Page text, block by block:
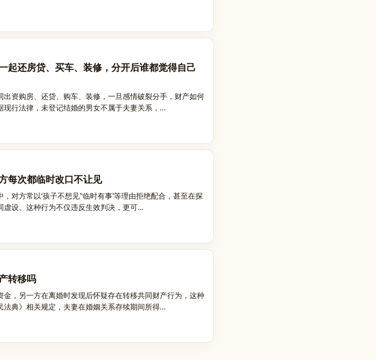
起还房贷、买车、装修，分开后谁都觉得自己
资购房、还贷、购车、装修，一旦感情破裂分手，财产如何
行法律，未登记结婚的男女不属于夫妻关系，...
每次都临时改口不让见
对方常以‘孩子不想见’‘临时有事’等理由拒绝配合，甚至在探
设。这种行为不仅违反生效判决，更可...
转移吗
，另一方在离婚时发现后怀疑存在转移共同财产行为，这种
典》相关规定，夫妻在婚姻关系存续期间所得...